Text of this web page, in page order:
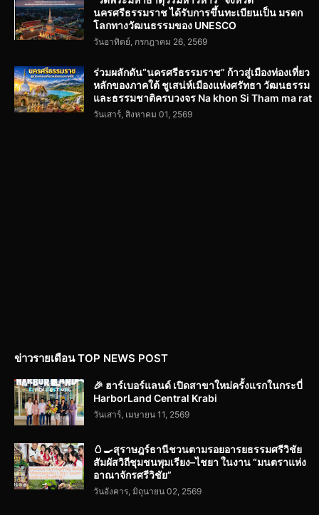
นครศรีธรรมราช ได้รับการขึ้นทะเบียนเป็น มรดก
โลกทางวัฒนธรรมของ UNESCO
วันอาทิตย์, กรกฎาคม 26, 2569
ร่วมผลักดัน“นครศรีธรรมราช” ก้าวสู่เมืองท่องเที่ยว
หลักของภาคใต้ ชูเสน่ห์เมืองแห่งศรัทธา วัฒนธรรม
และธรรมชาติครบวงจร Na khon Si Tham ma rat
วันเสาร์, สิงหาคม 01, 2569
ข่าวรายเดือน TOP NEWS POST
🎉 ฮาร์เบอร์แลนด์ เปิดสาขาใหม่ครั้งแรกในกระบี่
HarborLand Central Krabi
วันเสาร์, เมษายน 11, 2569
🥚🍳สุราษฎร์ธานีชวนตามรอยอารยธรรมศรีวิชัย
สัมผัสวิถีชุมชนพุมเรียง–ไชยา ในงาน “มนตราแห่ง
อาณาจักรศรีวิชัย”
วันอังคาร, มิถุนายน 02, 2569